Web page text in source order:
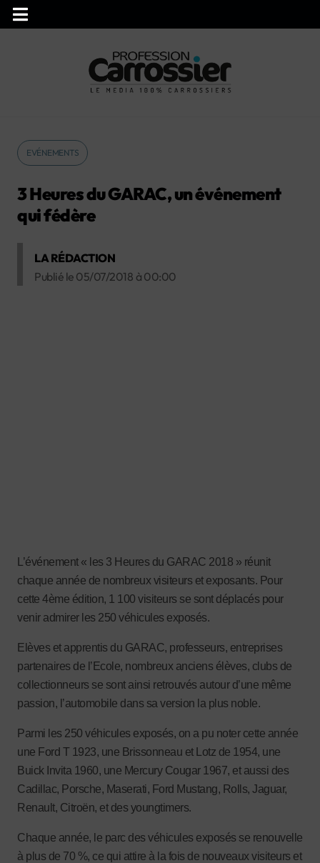
EVÉNEMENTS
3 Heures du GARAC, un événement
qui fédère
LA RÉDACTION
Publié le 05/07/2018 à 00:00
L’événement « les 3 Heures du GARAC 2018 » réunit
chaque année de nombreux visiteurs et exposants. Pour
cette 4ème édition, 1 100 visiteurs se sont déplacés pour
venir admirer les 250 véhicules exposés.
Elèves et apprentis du GARAC, professeurs, entreprises
partenaires de l’Ecole, nombreux anciens élèves, clubs de
collectionneurs se sont ainsi retrouvés autour d’une même
passion, l’automobile dans sa version la plus noble.
Parmi les 250 véhicules exposés, on a pu noter cette année
une Ford T 1923, une Brissonneau et Lotz de 1954, une
Buick Invita 1960, une Mercury Cougar 1967, et aussi des
Cadillac, Porsche, Maserati, Ford Mustang, Rolls, Jaguar,
Renault, Citroën, et des youngtimers.
Chaque année, le parc des véhicules exposés se renouvelle
à plus de 70 %, ce qui attire à la fois de nouveaux visiteurs et